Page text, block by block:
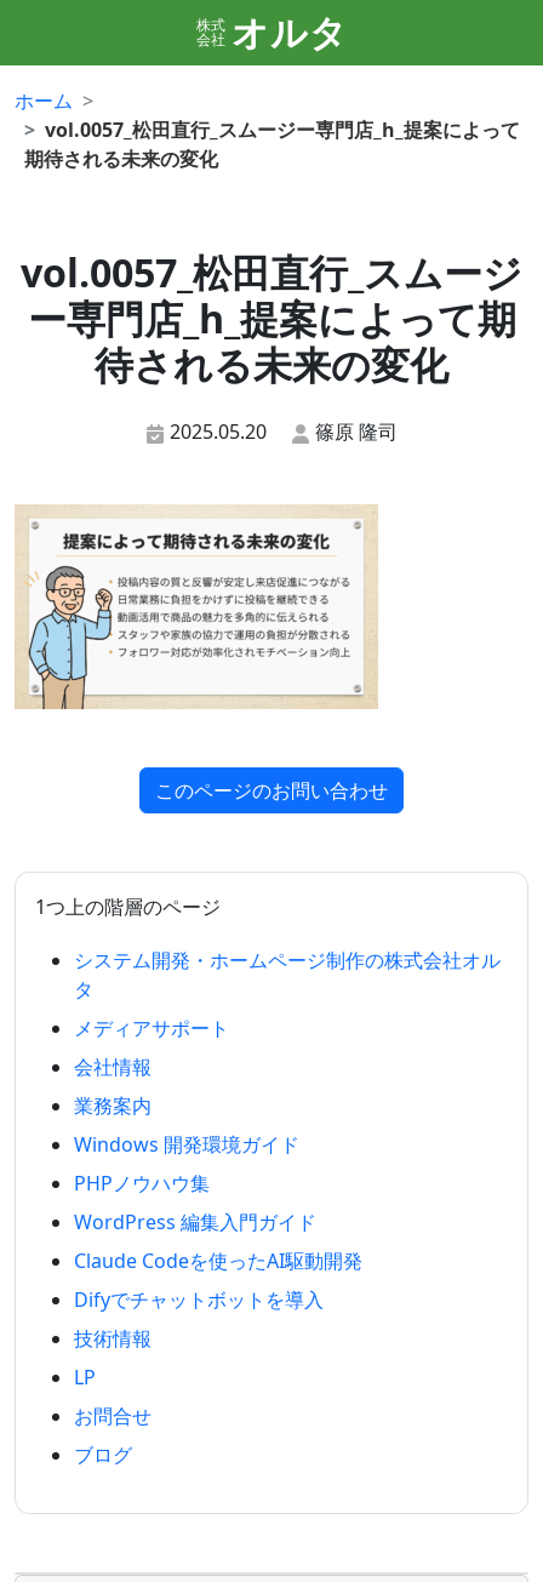
株式
会社 オルタ
ホーム
vol.0057_松田直行_スムージー専門店_h_提案によって
期待される未来の変化
vol.0057_松田直行_スムージ
ー専門店_h_提案によって期
待される未来の変化
2025.05.20 篠原 隆司
このページのお問い合わせ
1つ上の階層のページ
システム開発・ホームページ制作の株式会社オル
タ
メディアサポート
会社情報
業務案内
Windows 開発環境ガイド
PHPノウハウ集
WordPress 編集入門ガイド
Claude Codeを使ったAI駆動開発
Difyでチャットボットを導入
技術情報
LP
お問合せ
ブログ